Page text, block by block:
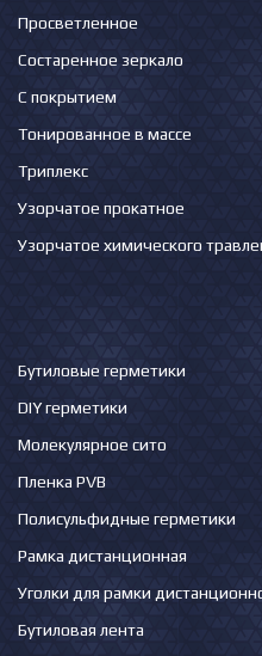
Просветленное
Состаренное зеркало
С покрытием
Тонированное в массе
Триплекс
Узорчатое прокатное
Узорчатое химического
Бутиловые герметики
DIY герметики
Молекулярное сито
Пленка PVB
Полисульфидные герметики
Рамка дистанционная
Уголки для рамки
Бутиловая лента